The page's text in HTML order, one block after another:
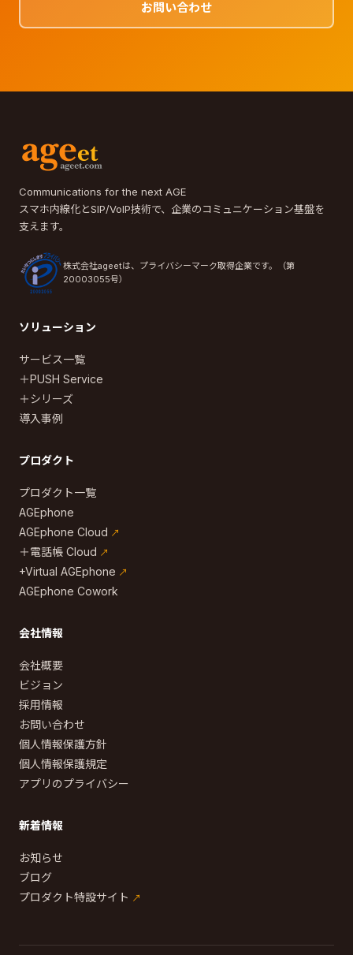
お問い合わせ
Communications for the next AGE
スマホ内線化とSIP/VoIP技術で、企業のコミュニケーション基盤を
支えます。
株式会社ageetは、プライバシーマーク取得企業です。（第
20003055号）
ソリューション
サービス一覧
＋PUSH Service
＋シリーズ
導入事例
プロダクト
プロダクト一覧
AGEphone
AGEphone Cloud
＋電話帳 Cloud
+Virtual AGEphone
AGEphone Cowork
会社情報
会社概要
ビジョン
採用情報
お問い合わせ
個人情報保護方針
個人情報保護規定
アプリのプライバシー
新着情報
お知らせ
ブログ
プロダクト特設サイト